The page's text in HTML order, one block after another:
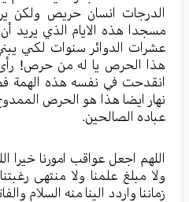
الدرجات انسان حریص ولکن
مسجدا هذه الایام الذي یرید
عشرات الدوائر سنوات لکي
هذا الحرص یا له من حرص!
انقدحت في نفسه هذه الهمة
نهار ایضا هذا هو الحرص
عباده الصالحین.
اللهم اجعل عواقب امورنا خیرا
ولا مبلغ علمنا ولا منتهی
زماننا واردد الینا منه السلام